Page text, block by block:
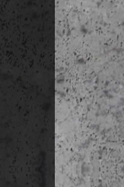
ha az
mail
ez
Az
Az
érintett
Az
Az
jogával.
igénybe
Az